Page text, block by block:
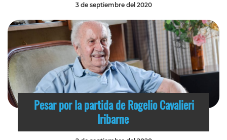
3 de septiembre del 2020
Pesar por la partida de Rogelio Cavalieri
Iribarne